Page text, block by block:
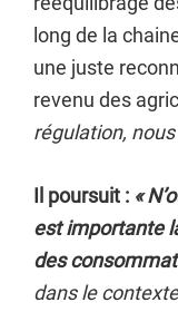
long de la
une juste
revenu des
régulation, nous
Il poursuit : «
est importante
des
dans le